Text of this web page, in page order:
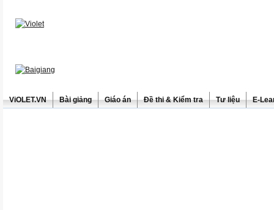
ViOLET.VN Bài giảng Giáo án Đề thi & Kiểm tra Tư liệu E-